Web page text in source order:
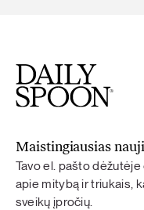
Maistingiausias
Tavo el. pašto
apie mitybą ir triukais,
sveikų įpročių.